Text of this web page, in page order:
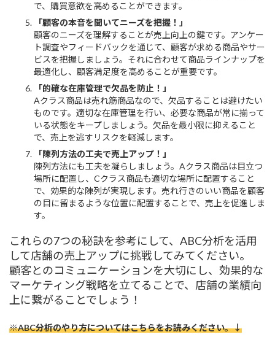
で、購買意欲を高めることができます。
「顧客の本音を聞いてニーズを把握！」
顧客のニーズを理解することが売上向上の鍵です。アンケー
ト調査やフィードバックを通じて、顧客が求める商品やサー
ビスを把握しましょう。それに合わせて商品ラインナップを
最適化し、顧客満足度を高めることが重要です。
「的確な在庫管理で欠品を防止！」
Aクラス商品は売れ筋商品なので、欠品することは避けたい
ものです。適切な在庫管理を行い、必要な商品が常に揃って
いる状態をキープしましょう。欠品を最小限に抑えること
で、売上を逃すリスクを軽減します。
「陳列方法の工夫で売上アップ！」
陳列方法にも工夫を凝らしましょう。Aクラス商品は目立つ
場所に配置し、Cクラス商品も適切な場所に配置すること
で、効果的な陳列が実現します。売れ行きのいい商品を顧客
の目に留まるような位置に配置することで、売上を促進しま
す。
これらの7つの秘訣を参考にして、ABC分析を活用
して店舗の売上アップに挑戦してみてください。
顧客とのコミュニケーションを大切にし、効果的な
マーケティング戦略を立てることで、店舗の業績向
上に繋がることでしょう！
※ABC分析のやり方についてはこちらをお読みください。↓